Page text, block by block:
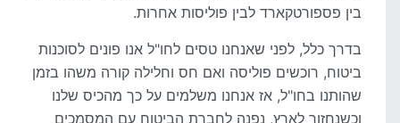
בין פספורטקארד לבין פוליסות אחרות.
בדרך כלל, לפני שאנחנו טסים לחו"ל אנו פונים לסוכנות
ביטוח, רוכשים פוליסה ואם חס וחלילה קורה משהו בזמן
שהותנו בחו"ל, אז אנחנו משלמים על כך מהכיס שלנו
וכשנחזור לארץ, נפנה לחברת הביטוח עם המסמכים